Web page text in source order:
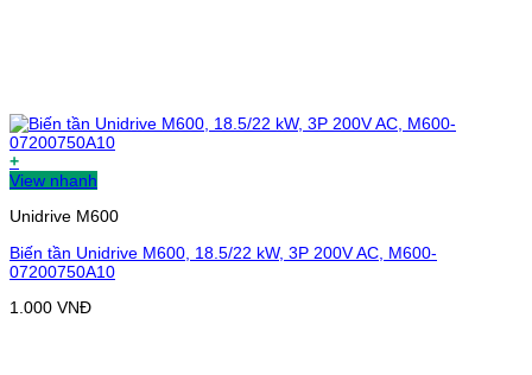
+
View nhanh
Unidrive M600
Biến tần Unidrive M600, 18.5/22 kW, 3P 200V AC, M600-
07200750A10
1.000 VNĐ